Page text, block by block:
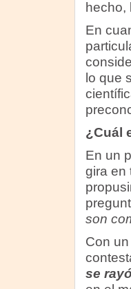
hecho,
En
lo que
¿Cuál
En un
gira en
son
Con
se